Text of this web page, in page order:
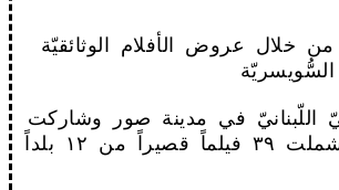
من خلال عروض الأفلام الوثائقيّة
الوطنيّ اللّبنانيّ في مدينة صور وشاركت
حينها عروض مسرحيّة من الأردن وإيران والعراق والجزائر والأرجنتين ولبنان. أما العروض السّينمائيّة فشملت ٣٩ فيلماً قصيراً من ١٢ بلداً